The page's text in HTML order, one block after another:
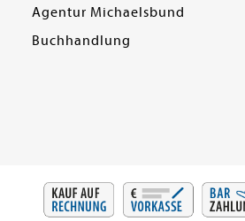
Agentur Michaelsbund
Buchhandlung